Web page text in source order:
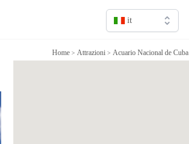
it
Home > Attrazioni > Acuario Nacional de Cuba